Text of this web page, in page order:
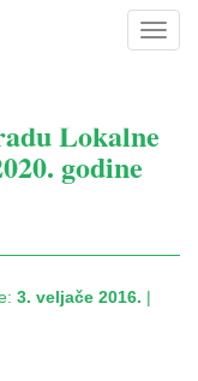
Lokalne
godine
3. veljače 2016. |